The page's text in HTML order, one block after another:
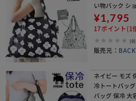
い物バック シ
たたみ コンパ
ンド 大容量 大
¥1,795
17ポイント(1
(0)
販売元：
ネイビー モズ
冷トートバッ
バッグ 保冷 大